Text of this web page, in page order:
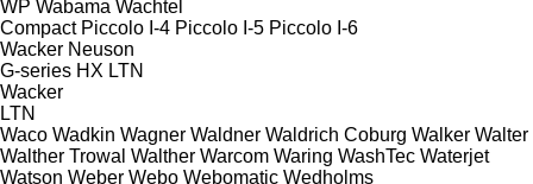
WP Wabama Wachtel
Compact Piccolo I-4 Piccolo I-5 Piccolo I-6
Wacker Neuson
G-series HX LTN
Wacker
LTN
Waco Wadkin Wagner Waldner Waldrich Coburg Walker Walter
Walther Trowal Walther Warcom Waring WashTec Waterjet
Watson Weber Webo Webomatic Wedholms